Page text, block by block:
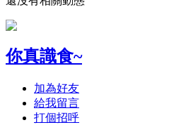
你真識食~
加為好友
給我留言
打個招呼